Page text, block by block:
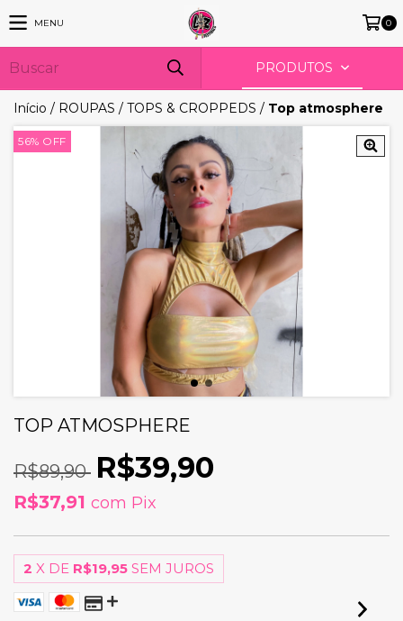
MENU 0
PRODUTOS
Início / ROUPAS / TOPS & CROPPEDS / Top atmosphere
56% OFF
TOP ATMOSPHERE
R$89,90 R$39,90
R$37,91 com Pix
2 X DE R$19,95 SEM JUROS